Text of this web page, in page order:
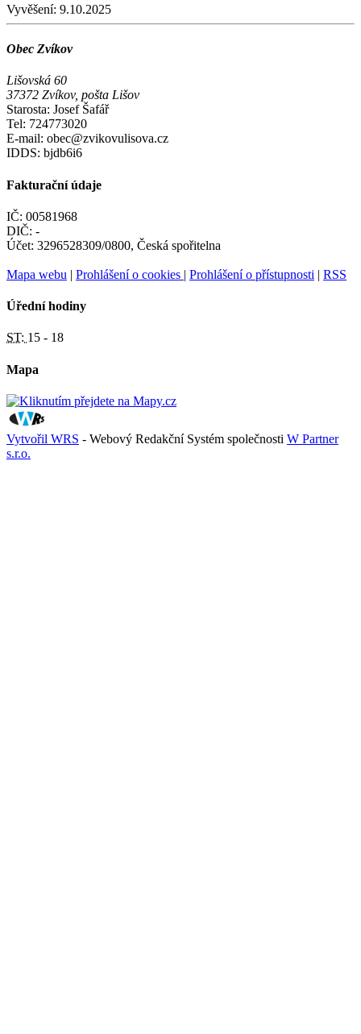
Vyvěšení: 9.10.2025
Obec Zvíkov
Lišovská 60
37372 Zvíkov, pošta Lišov
Starosta: Josef Šafář
Tel: 724773020
E-mail: obec@zvikovulisova.cz
IDDS: bjdb6i6
Fakturační údaje
IČ: 00581968
DIČ: -
Účet: 3296528309/0800, Česká spořitelna
Mapa webu | Prohlášení o cookies | Prohlášení o přístupnosti | RSS
Úřední hodiny
ST: 15 - 18
Mapa
Vytvořil WRS - Webový Redakční Systém společnosti W Partner
s.r.o.